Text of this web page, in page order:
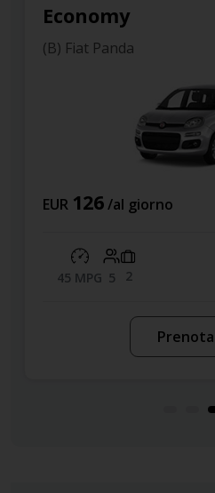
Compact
(D) Opel Astra
EUR 63/al giorno
30 MPG